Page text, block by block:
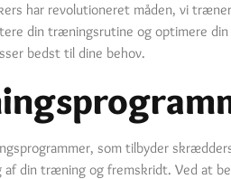
har revolutioneret måden, vi
din træningsrutine og optimere
bedst til dine behov.
som tilbyder
af din træning og fremskridt. Ved at